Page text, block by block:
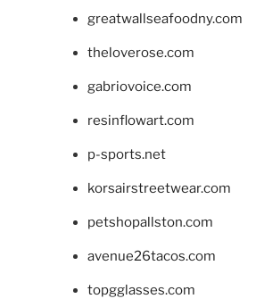
greatwallseafoodny.com
theloverose.com
gabriovoice.com
resinflowart.com
p-sports.net
korsairstreetwear.com
petshopallston.com
avenue26tacos.com
topgglasses.com